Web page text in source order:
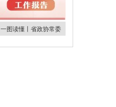
一图读懂丨省政协常委